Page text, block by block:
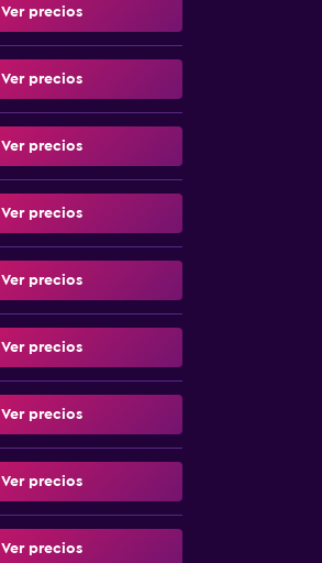
Ver precios
Ver precios
Ver precios
Ver precios
Ver precios
Ver precios
Ver precios
Ver precios
Ver precios